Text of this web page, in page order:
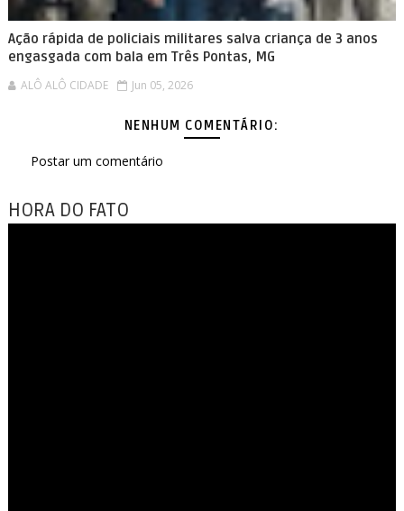
Ação rápida de policiais militares salva criança de 3 anos
engasgada com bala em Três Pontas, MG
ALÔ ALÔ CIDADE Jun 05, 2026
NENHUM COMENTÁRIO:
Postar um comentário
HORA DO FATO